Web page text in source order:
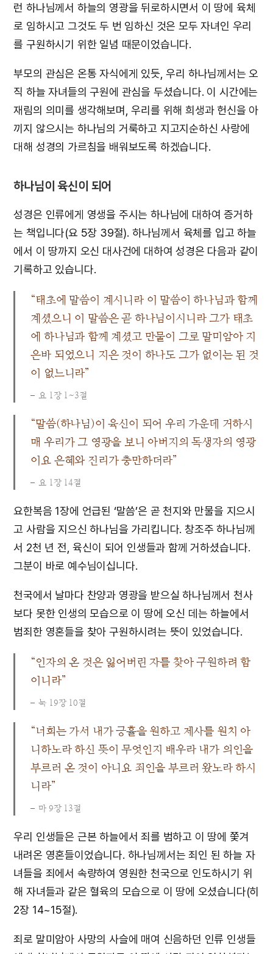
런 하나님께서 하늘의 영광을 뒤로하시면서 이 땅에 육체
로 임하시고 그것도 두 번 임하신 것은 모두 자녀인 우리
를 구원하시기 위한 일념 때문이었습니다.
부모의 관심은 온통 자식에게 있듯, 우리 하나님께서는 오
직 하늘 자녀들의 구원에 관심을 두셨습니다. 이 시간에는
재림의 의미를 생각해보며, 우리를 위해 희생과 헌신을 아
끼지 않으시는 하나님의 거룩하고 지고지순하신 사랑에
대해 성경의 가르침을 배워보도록 하겠습니다.
하나님이 육신이 되어
성경은 인류에게 영생을 주시는 하나님에 대하여 증거하
는 책입니다(요 5장 39절). 하나님께서 육체를 입고 하늘
에서 이 땅까지 오신 대사건에 대하여 성경은 다음과 같이
기록하고 있습니다.
“태초에 말씀이 계시니라 이 말씀이 하나님과 함께
계셨으니 이 말씀은 곧 하나님이시니라 그가 태초
에 하나님과 함께 계셨고 만물이 그로 말미암아 지
은바 되었으니 지은 것이 하나도 그가 없이는 된 것
이 없느니라”
요 1장 1~3절
“말씀(하나님)이 육신이 되어 우리 가운데 거하시
매 우리가 그 영광을 보니 아버지의 독생자의 영광
이요 은혜와 진리가 충만하더라”
요 1장 14절
요한복음 1장에 언급된 ‘말씀’은 곧 천지와 만물을 지으시
고 사람을 지으신 하나님을 가리킵니다. 창조주 하나님께
서 2천 년 전, 육신이 되어 인생들과 함께 거하셨습니다.
그분이 바로 예수님이십니다.
천국에서 날마다 찬양과 영광을 받으실 하나님께서 천사
보다 못한 인생의 모습으로 이 땅에 오신 데는 하늘에서
범죄한 영혼들을 찾아 구원하시려는 뜻이 있었습니다.
“인자의 온 것은 잃어버린 자를 찾아 구원하려 함
이니라”
눅 19장 10절
“너희는 가서 내가 긍휼을 원하고 제사를 원치 아
니하노라 하신 뜻이 무엇인지 배우라 내가 의인을
부르러 온 것이 아니요 죄인을 부르러 왔노라 하시
니라”
마 9장 13절
우리 인생들은 근본 하늘에서 죄를 범하고 이 땅에 쫓겨
내려온 영혼들이었습니다. 하나님께서는 죄인 된 하늘 자
녀들을 죄에서 속량하여 영원한 천국으로 인도하시기 위
해 자녀들과 같은 혈육의 모습으로 이 땅에 오셨습니다(히
2장 14~15절).
죄로 말미암아 사망의 사슬에 매여 신음하던 인류 인생들